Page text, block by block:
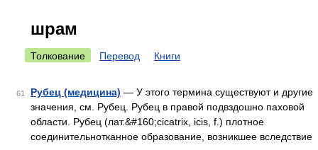
шрам
Толкование Перевод Книги
61 Рубец (медицина) — У этого термина существуют и другие
значения, см. Рубец. Рубец в правой подвздошно паховой
области. Рубец (лат.&#160;cicatrix, icis, f.) плотное
соединительнотканное образование, возникшее вследствие